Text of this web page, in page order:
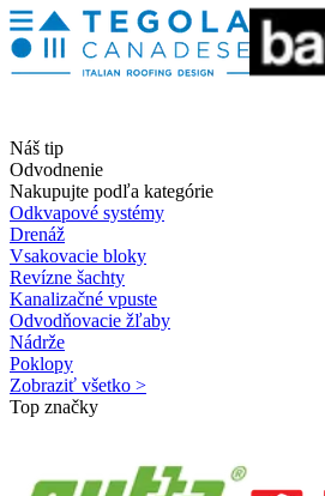
Náš tip
Odvodnenie
Nakupujte podľa kategórie
Odkvapové systémy
Drenáž
Vsakovacie bloky
Revízne šachty
Kanalizačné vpuste
Odvodňovacie žľaby
Nádrže
Poklopy
Zobraziť všetko >
Top značky